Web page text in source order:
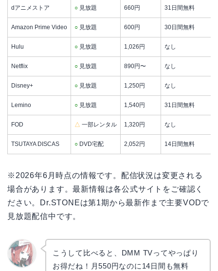
dアニメストア ○ 見放題 660円 31日間無料
Amazon Prime Video ○ 見放題 600円 30日間無料
Hulu ○ 見放題 1,026円 なし
Netflix ○ 見放題 890円〜 なし
Disney+ ○ 見放題 1,250円 なし
Lemino ○ 見放題 1,540円 31日間無料
FOD △ 一部レンタル 1,320円 なし
TSUTAYA DISCAS ○ DVD宅配 2,052円 14日間無料
※2026年6月時点の情報です。配信状況は変更される
場合があります。最新情報は各公式サイトをご確認く
ださい。Dr.STONEは第1期から最新作まで主要VODで
見放題配信中です。
こうして比べると、DMM TVってやっぱり
お得だね！月550円なのに14日間も無料